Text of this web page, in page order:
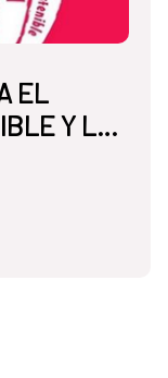
EL
Y LA